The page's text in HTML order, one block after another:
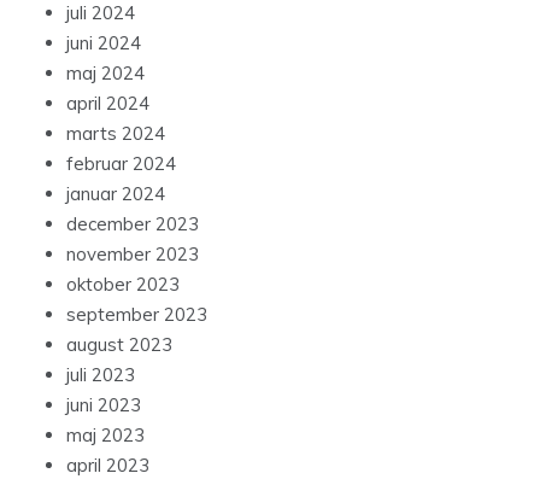
juli 2024
juni 2024
maj 2024
april 2024
marts 2024
februar 2024
januar 2024
december 2023
november 2023
oktober 2023
september 2023
august 2023
juli 2023
juni 2023
maj 2023
april 2023